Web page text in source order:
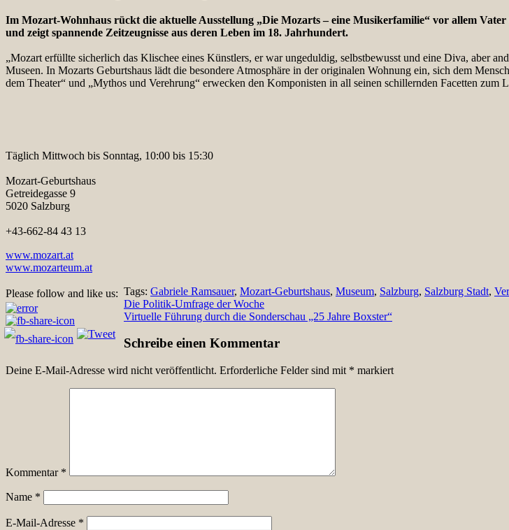
Im Mozart-Wohnhaus rückt die aktuelle Ausstellung „Die Mozarts – eine Musikerfamilie“ vor allem
und zeigt spannende Zeitzeugnisse aus deren Leben im 18. Jahrhundert.
„Mozart erfüllte sicherlich das Klischee eines Künstlers, er war ungeduldig, selbstbewusst und eine Diva, aber
Museen. In Mozarts Geburtshaus lädt die besondere Atmosphäre in der originalen Wohnung ein, sich dem
dem Theater“ und „Mythos und Verehrung“ erwecken den Komponisten in all seinen schillernden Facetten zum
Täglich Mittwoch bis Sonntag, 10:00 bis 15:30
Mozart-Geburtshaus
Getreidegasse 9
5020 Salzburg
+43-662-84 43 13
www.mozart.at
www.mozarteum.at
Please follow and like us: Tags: Gabriele Ramsauer, Mozart-Geburtshaus, Museum, Salzburg, Salzburg Stadt,
BeitragsnavigationDie Politik-Umfrage der Woche
Virtuelle Führung durch die Sonderschau „25 Jahre Boxster“
Schreibe einen Kommentar
Deine E-Mail-Adresse wird nicht veröffentlicht. Erforderliche Felder sind mit * markiert
Kommentar *
Name *
E-Mail-Adresse *